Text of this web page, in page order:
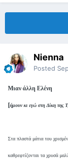
Nienna
Posted
Μιαν άλλη Ελένη
[ήμουν κι εγώ στη Δίκη της
Στα πλαστά μάτια του
καθρεφτίζονται τα χρυσά